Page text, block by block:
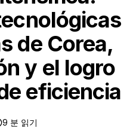
de Corea,
y el logro
eficiencia
9 분 읽기